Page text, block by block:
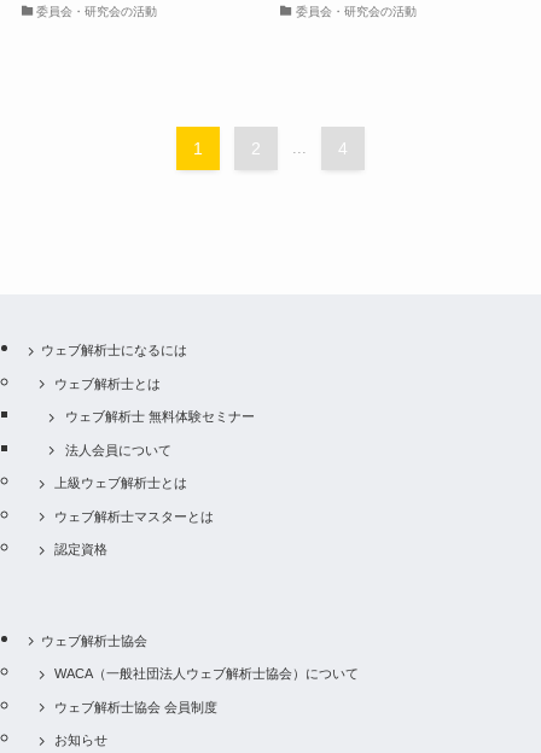
委員会・研究会の活動
委員会・研究会の活動
1 2 ... 4
ウェブ解析士になるには
ウェブ解析士とは
ウェブ解析士 無料体験セミナー
法人会員について
上級ウェブ解析士とは
ウェブ解析士マスターとは
認定資格
ウェブ解析士協会
WACA（一般社団法人ウェブ解析士協会）について
ウェブ解析士協会 会員制度
お知らせ